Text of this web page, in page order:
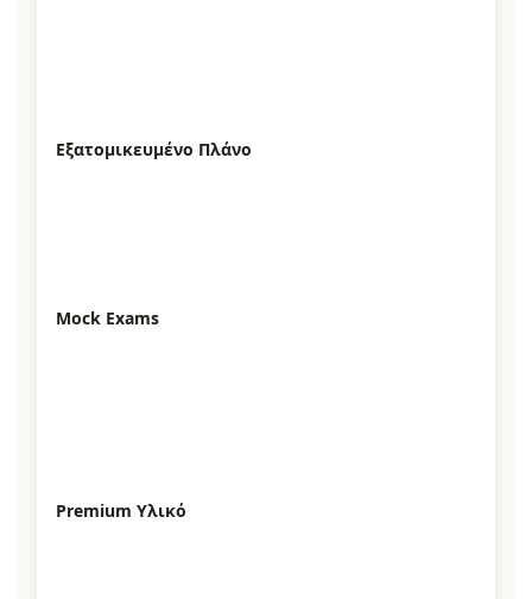
Εξατομικευμένο Πλάνο
Mock Exams
Premium Υλικό